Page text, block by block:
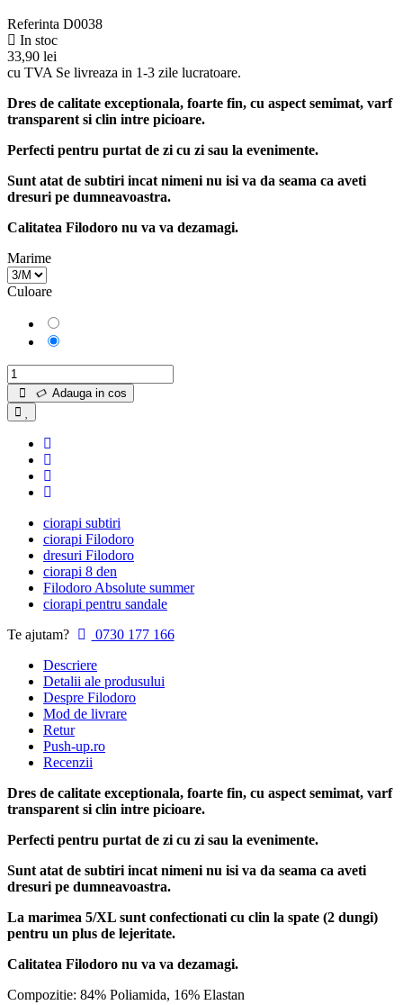
Referinta D0038
In stoc
33,90 lei
cu TVA Se livreaza in 1-3 zile lucratoare.
Dres de calitate exceptionala, foarte fin, cu aspect semimat, varf
transparent si clin intre picioare.
Perfecti pentru purtat de zi cu zi sau la evenimente.
Sunt atat de subtiri incat nimeni nu isi va da seama ca aveti
dresuri pe dumneavoastra.
Calitatea Filodoro nu va va dezamagi.
Marime
Culoare
Adauga in cos
ciorapi subtiri
ciorapi Filodoro
dresuri Filodoro
ciorapi 8 den
Filodoro Absolute summer
ciorapi pentru sandale
Te ajutam?
0730 177 166
Descriere
Detalii ale produsului
Despre Filodoro
Mod de livrare
Retur
Push-up.ro
Recenzii
Dres de calitate exceptionala, foarte fin, cu aspect semimat, varf
transparent si clin intre picioare.
Perfecti pentru purtat de zi cu zi sau la evenimente.
Sunt atat de subtiri incat nimeni nu isi va da seama ca aveti
dresuri pe dumneavoastra.
La marimea 5/XL sunt confectionati cu clin la spate (2 dungi)
pentru un plus de lejeritate.
Calitatea Filodoro nu va va dezamagi.
Compozitie: 84% Poliamida, 16% Elastan